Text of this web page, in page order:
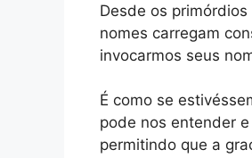
Desde os
nomes carregam
invocarmos seus
É como se
pode nos entender
permitindo que a